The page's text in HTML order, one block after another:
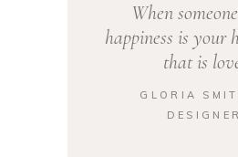
When someone
happiness is your
that is
GLORIA
DESIGNER